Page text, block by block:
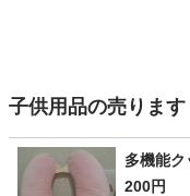
子供用品の売りま
多機能
200円